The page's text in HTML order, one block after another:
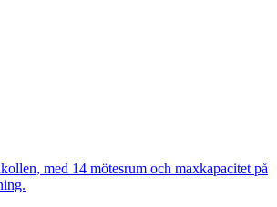
med 14 mötesrum och maxkapacitet på